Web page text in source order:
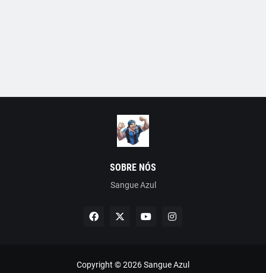
SOBRE NÓS
Sangue Azul
Copyright ©2026Sangue Azul